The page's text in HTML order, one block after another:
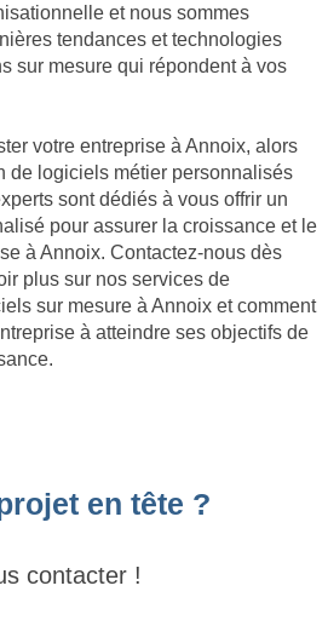
et nous sommes
tendances et technologies
sur mesure qui répondent à vos
votre entreprise à Annoix, alors
de logiciels métier personnalisés
sont dédiés à vous offrir un
pour assurer la croissance et le
à Annoix. Contactez-nous dès
plus sur nos services de
sur mesure à Annoix et comment
à atteindre ses objectifs de
en tête ?
contacter !